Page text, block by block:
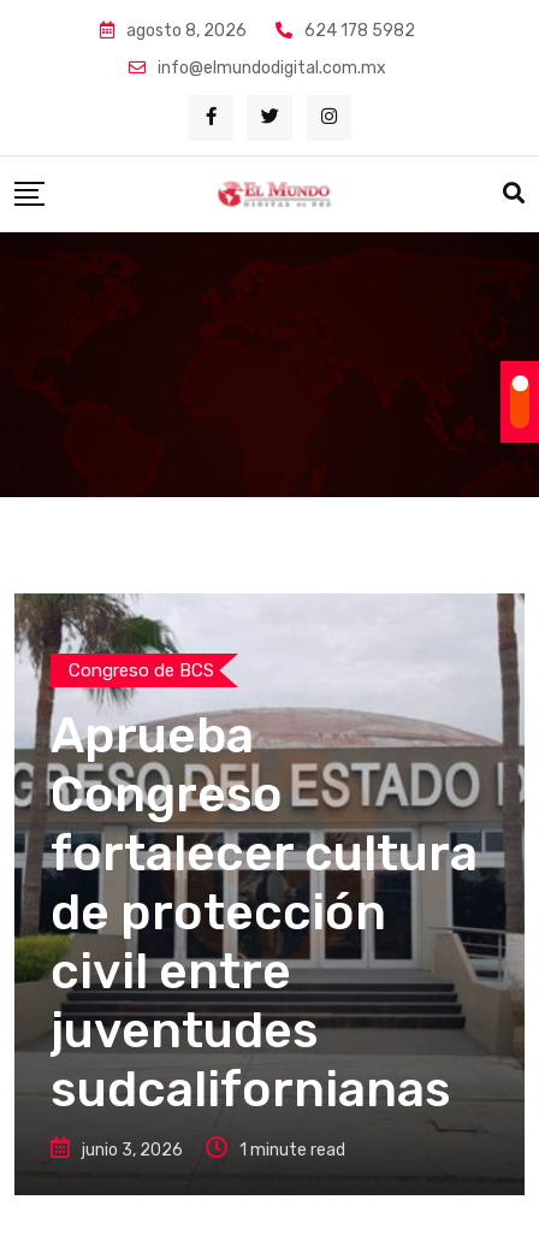
agosto 8, 2026
624 178 5982
info@elmundodigital.com.mx
Congreso de BCS
Aprueba
Congreso
fortalecer cultura
de protección
civil entre
juventudes
sudcalifornianas
junio 3, 2026 1 minute read